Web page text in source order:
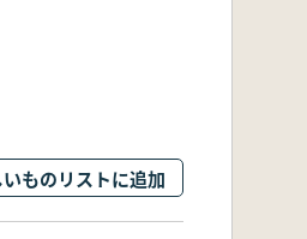
ものリストに追加